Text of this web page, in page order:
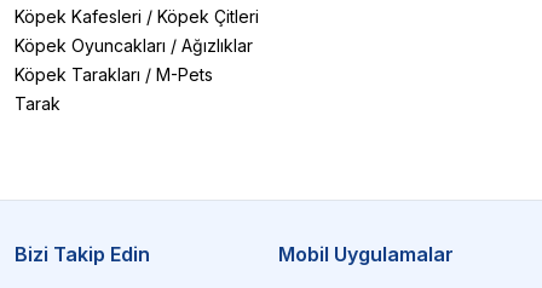
Köpek Kafesleri / Köpek Çitleri
Köpek Oyuncakları / Ağızlıklar
Köpek Tarakları / M-Pets
Tarak
Bizi Takip Edin Mobil Uygulamalar